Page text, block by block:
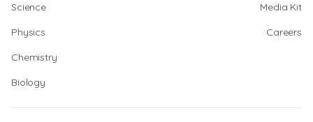
Science
Physics
Chemistry
Biology
Media Kit
Careers